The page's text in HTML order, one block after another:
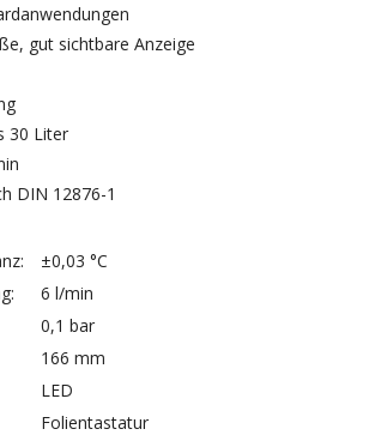
gut sichtbare Anzeige
30 Liter
DIN 12876-1
±0,03 °C
6 l/min
0,1 bar
166 mm
LED
Folientastatur